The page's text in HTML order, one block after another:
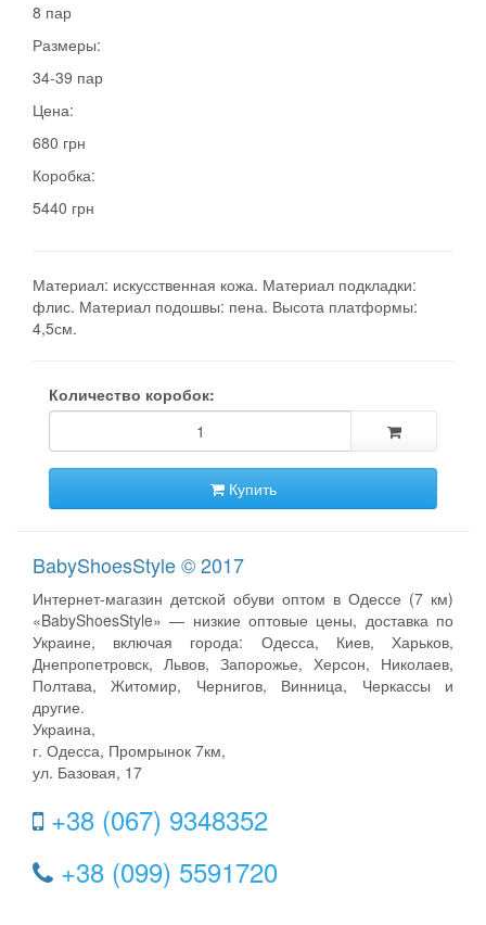
8 пар
Размеры:
34-39 пар
Цена:
680 грн
Коробка:
5440 грн
Материал: искусственная кожа. Материал подкладки:
флис. Материал подошвы: пена. Высота платформы:
4,5см.
Количество коробок:
Купить
BabyShoesStyle © 2017
Интернет-магазин детской обуви оптом в Одессе (7 км)
«BabyShoesStyle» — низкие оптовые цены, доставка по
Украине, включая города: Одесса, Киев, Харьков,
Днепропетровск, Львов, Запорожье, Херсон, Николаев,
Полтава, Житомир, Чернигов, Винница, Черкассы и
другие.
Украина,
г. Одесса, Промрынок 7км,
ул. Базовая, 17
+38 (067) 9348352
+38 (099) 5591720